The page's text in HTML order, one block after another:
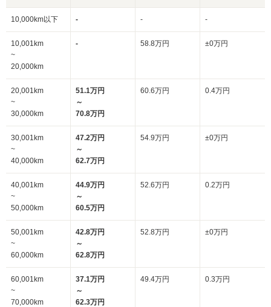
10,000km以下 - - -
10,001km
~
20,000km
- 58.8万円 ±0万円
20,001km
~
30,000km
51.1万円
～
70.8万円
60.6万円 0.4万円
30,001km
~
40,000km
47.2万円
～
62.7万円
54.9万円 ±0万円
40,001km
~
50,000km
44.9万円
～
60.5万円
52.6万円 0.2万円
50,001km
~
60,000km
42.8万円
～
62.8万円
52.8万円 ±0万円
60,001km
~
70,000km
37.1万円
～
62.3万円
49.4万円 0.3万円